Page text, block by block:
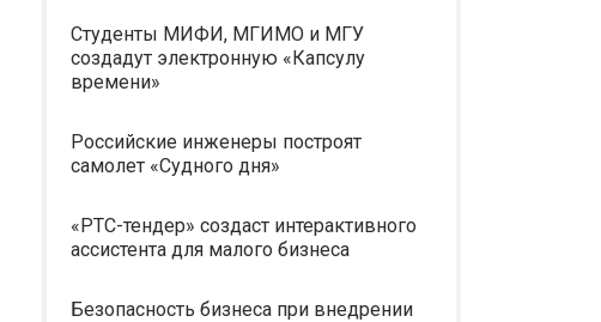
Студенты МИФИ, МГИМО и МГУ
создадут электронную «Капсулу
времени»
Российские инженеры построят
самолет «Судного дня»
«РТС-тендер» создаст интерактивного
ассистента для малого бизнеса
Безопасность бизнеса при внедрении